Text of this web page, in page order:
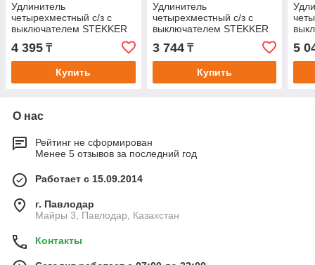
Удлинитель
четырехместный с/з с
выключателем STEKKER
HM03-41-05 3x0,75, 5м,
серия Home (У10А-003),
белый
4 395 ₸
Купить
Удлинитель
четырехместный с/з с
выключателем STEKKER
HM03-41-03 3x0,75, 3м,
серия Home (У10А-003),
белый
3 744₸
Купить
5
О нас
Рейтинг не сформирован
Менее 5 отзывов за последний год
Работает с 15.09.2014
г. Павлодар
Майры 3, Павлодар, Казахстан
Контакты